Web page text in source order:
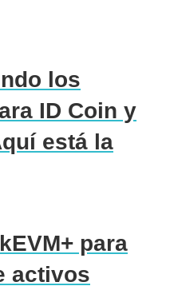
los
ID Coin y
está la
para
activos